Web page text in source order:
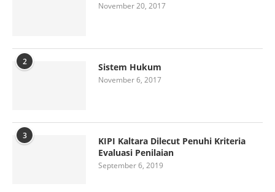
November 20, 2017
2 Sistem Hukum
November 6, 2017
3
KIPI Kaltara Dilecut Penuhi Kriteria
Evaluasi Penilaian
September 6, 2019